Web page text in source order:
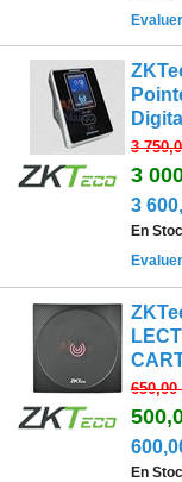
3
3
3
En
650,00
En